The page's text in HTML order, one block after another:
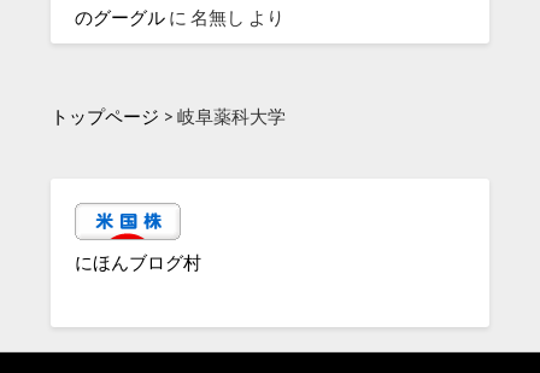
のグーグル に名無し より
トップページ >岐阜薬科大学
にほんブログ村